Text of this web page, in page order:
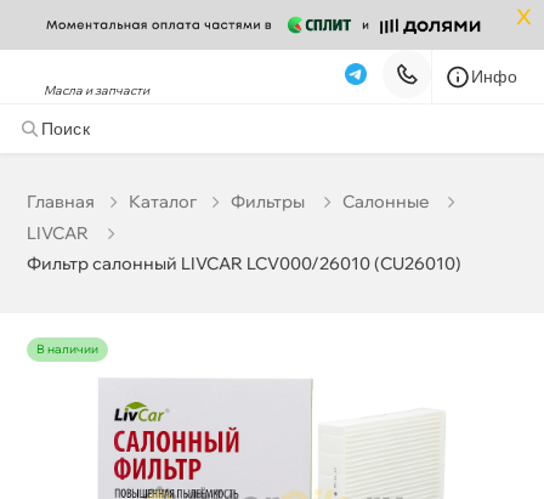
x
Масла и запчасти
Инфо
Главная Катало Фильтры
Салонные
LIVCAR
Фильтр салонный LIVCAR LCV000/26010 (CU26010)
наличии
Бесплатная Завтра, 08.08 (при заказе от 2000₽)
Самовывоз
Карта